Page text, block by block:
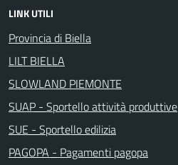
LINK UTILI
Provincia di Biella
LILT BIELLA
SLOWLAND PIEMONTE
SUAP - Sportello attività produttive
SUE - Sportello edilizia
PAGOPA - Pagamenti pagopa